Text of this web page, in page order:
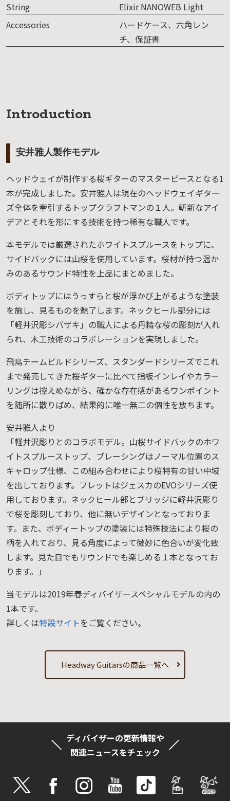
String
Elixir NANOWEB Light
Accessories
ハードケース、六角レン
チ、保証書
Introduction
安井雅人製作モデル
ヘッドウェイが制作する桜ギターのマスターピースとなる1
本が完成しました。安井雅人は現在のヘッドウェイギター
ズ全体を牽引するトップクラフトマンの１人。斬新なアイ
デアとそれを形にする技術を持つ稀有な職人です。
本モデルでは厳選されたホワイトスプルースをトップに、
サイドバックには山桜を使用しています。桜材が持つ温か
みのあるサウンド特性を上品にまとめました。
ボディトップにはうっすらと桜が浮かび上がるような塗装
を施し、見るものを魅了します。ネックヒール部分には
「軽井沢彫シバザキ」の職人による丹精な桜の彫刻が入れ
られ、木工技術のコラボレーションを実現しました。
飛鳥チームビルドシリーズ、スタンダードシリーズでこれ
まで発売してきた桜ギターに比べて指板インレイやカラー
リングは控えめながら、確かな存在感があるワンポイント
を随所に散りばめ、結果的に唯一無二の個性を放ちます。
安井雅人より
「軽井沢彫りとのコラボモデル。山桜サイドバックのホワ
イトスプルーストップ、ブレーシングはノーマル位置のス
キャロップ仕様、この組み合わせにより桜特有の甘い中域
を出しております。フレットはジェスカのEVOシリーズ使
用しております。ネックヒール部とブリッジに軽井沢彫り
で桜を彫刻しており、他に無いデザインとなっておりま
す。また、ボディートップの塗装には特殊技法により桜の
柄を入れており、見る角度によって微妙に色合いが変化致
します。見た目でもサウンドでも楽しめる１本となってお
ります。」
当モデルは2019年春ディバイザースペシャルモデルの内の
1本です。
詳しくは特設サイトをご覧ください。
Headway Guitarsの商品一覧へ
ディバイザーの更新情報や
関連ニュースをチェック